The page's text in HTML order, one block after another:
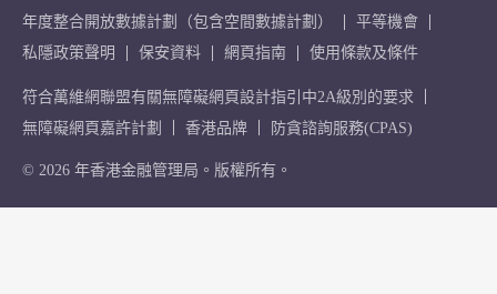
年度整合開放數據計劃（包含空間數據計劃）
平等機會
私隱政策聲明
保安資料 網頁指南 使用條款及條件
符合萬維網聯盟有關無障礙網頁設計指引中2A級別的要求
無障礙網頁嘉許計劃
香港品牌 防貪諮詢服務(CPAS)
© 2026 年香港金融管理局。版權所有。